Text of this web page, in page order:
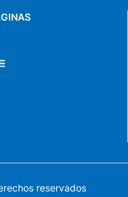
reservados